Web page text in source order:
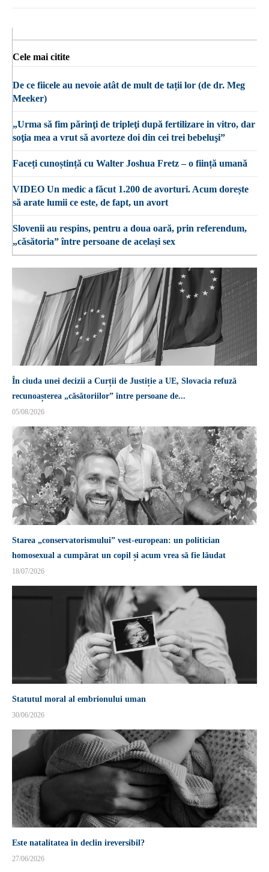
În ciuda unei decizii a Curții de Justiție a UE, Slovacia refuză
recunoașterea „căsătoriilor” între persoane de...
05/08/2026
Starea „conservatorismului” vest-european: un politician
homosexual a cumpărat un copil și acum vrea să fie lăudat
18/07/2026
Statutul moral al embrionului uman
30/06/2026
Este natalitatea în declin ireversibil?
27/06/2026
Cele mai citite
De ce fiicele au nevoie atât de mult de tații lor (de dr. Meg
Meeker)
„Urma să fim părinţi de tripleţi după fertilizare in vitro, dar
soţia mea a vrut să avorteze doi din cei trei bebeluşi”
Faceți cunoștință cu Walter Joshua Fretz – o ființă umană
VIDEO Un medic a făcut 1.200 de avorturi. Acum dorește
să arate lumii ce este, de fapt, un avort
Slovenii au respins, pentru a doua oară, prin referendum,
„căsătoria” între persoane de același sex